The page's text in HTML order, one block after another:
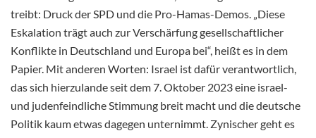
treibt: Druck der SPD und die Pro-Hamas-Demos. „Diese
Eskalation trägt auch zur Verschärfung gesellschaftlicher
Konflikte in Deutschland und Europa bei“, heißt es in dem
Papier. Mit anderen Worten: Israel ist dafür verantwortlich,
das sich hierzulande seit dem 7. Oktober 2023 eine israel-
und judenfeindliche Stimmung breit macht und die deutsche
Politik kaum etwas dagegen unternimmt. Zynischer geht es